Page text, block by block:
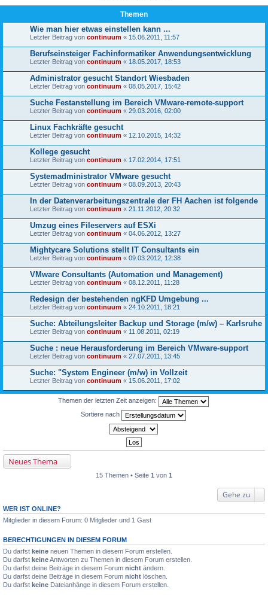
Themen
Wie man hier etwas einstellen kann ...
Letzter Beitrag von continuum « 15.06.2011, 11:57
Berufseinsteiger Fachinformatiker Anwendungsentwicklung
Letzter Beitrag von continuum « 18.05.2017, 18:53
Administrator gesucht Standort Wiesbaden
Letzter Beitrag von continuum « 08.05.2017, 15:42
Suche Festanstellung im Bereich VMware-remote-support
Letzter Beitrag von continuum « 29.03.2016, 02:00
Linux Fachkräfte gesucht
Letzter Beitrag von continuum « 12.10.2015, 14:32
Kollege gesucht
Letzter Beitrag von continuum « 17.02.2014, 17:51
Systemadministrator VMware gesucht
Letzter Beitrag von continuum « 08.09.2013, 20:43
In der Datenverarbeitungszentrale der FH Aachen ist folgende
Letzter Beitrag von continuum « 21.11.2012, 20:32
Umzug eines Fileservers auf ESXi
Letzter Beitrag von continuum « 04.06.2012, 13:27
Mightycare Solutions stellt IT Consultants ein
Letzter Beitrag von continuum « 09.03.2012, 12:38
VMware Consultants (Automation und Management)
Letzter Beitrag von continuum « 08.12.2011, 11:28
Redesign der bestehenden ngKFD Umgebung ...
Letzter Beitrag von continuum « 24.10.2011, 18:21
Suche: Abteilungsleiter Backup und Storage (m/w) – Karlsruhe
Letzter Beitrag von continuum « 11.08.2011, 02:19
Suche : neue Herausforderung im Bereich VMware-support
Letzter Beitrag von continuum « 27.07.2011, 13:45
Suche: "System Engineer (m/w) in Vollzeit
Letzter Beitrag von continuum « 15.06.2011, 17:02
Themen der letzten Zeit anzeigen:
Sortiere nach
Neues Thema
15 Themen • Seite 1 von 1
Gehe zu
WER IST ONLINE?
Mitglieder in diesem Forum: 0 Mitglieder und 1 Gast
BERECHTIGUNGEN IN DIESEM FORUM
Du darfst keine neuen Themen in diesem Forum erstellen.
Du darfst keineAntworten zu Themen in diesem Forum erstellen.
Du darfst deine Beiträge in diesem Forum nicht ändern.
Du darfst deine Beiträge in diesem Forum nicht löschen.
Du darfst keine Dateianhänge in diesem Forum erstellen.